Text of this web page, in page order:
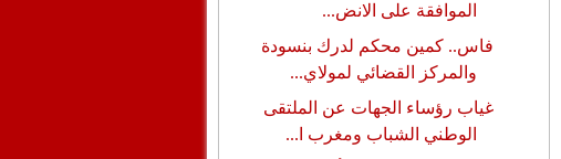
الموافقة على الانض...
فاس.. كمين محكم لدرك بنسودة
والمركز القضائي لمولاي...
غياب رؤساء الجهات عن الملتقى
الوطني الشباب ومغرب ا...